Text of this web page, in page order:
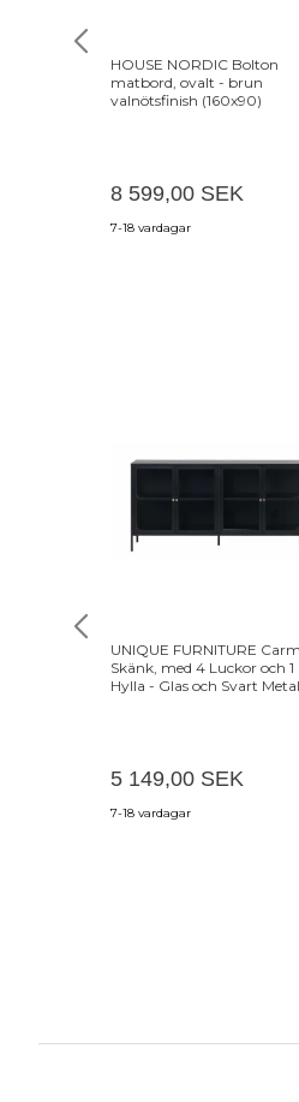
HOUSE NORDIC Bolton
matbord, ovalt - brun
valnötsfinish (160x90)
8 599,00 SEK
7-18 vardagar
UNIQUE FURNITURE
Skänk, med 4 Luckor och 1
Hylla - Glas och Svart
5 149,00 SEK
7-18 vardagar